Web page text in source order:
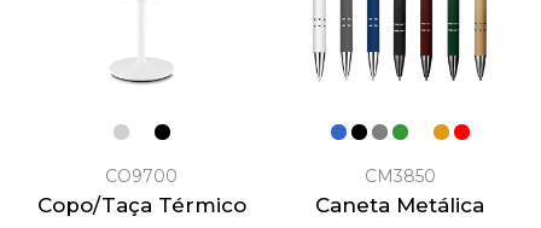
CO9700
Copo/Taça Térmico
CM3850
Caneta Metálica